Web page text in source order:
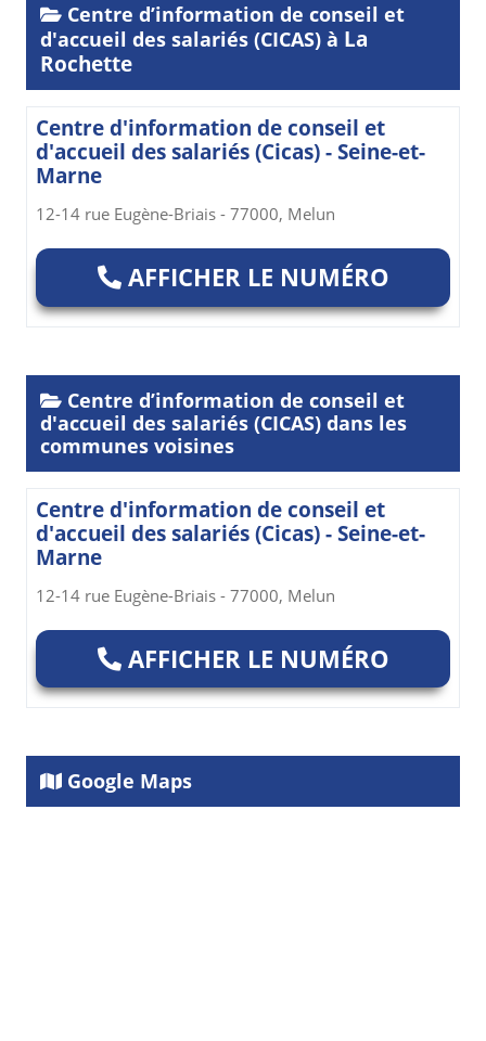
Centre d’information de conseil et
d'accueil des salariés (CICAS) à La
Rochette
Centre d'information de conseil et
d'accueil des salariés (Cicas) - Seine-et-
Marne
12-14 rue Eugène-Briais - 77000, Melun
AFFICHER LE NUMÉRO
Centre d’information de conseil et
d'accueil des salariés (CICAS) dans les
communes voisines
Centre d'information de conseil et
d'accueil des salariés (Cicas) - Seine-et-
Marne
12-14 rue Eugène-Briais - 77000, Melun
AFFICHER LE NUMÉRO
Google Maps